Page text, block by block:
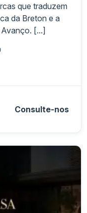
que traduzem
da Breton e a
[...]
Consulte-nos